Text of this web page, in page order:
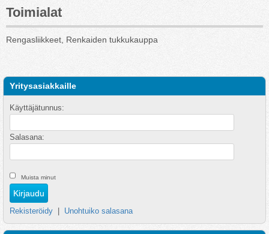
Toimialat
Rengasliikkeet, Renkaiden tukkukauppa
Yritysasiakkaille
Käyttäjätunnus:
Salasana:
Muista minut
Rekisteröidy Unohtuiko salasana